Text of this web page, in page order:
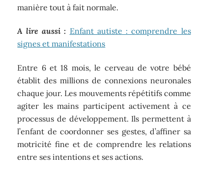
manière tout à fait normale.
A lire aussi : Enfant autiste : comprendre les
signes et manifestations
Entre 6 et 18 mois, le cerveau de votre bébé
établit des millions de connexions neuronales
chaque jour. Les mouvements répétitifs comme
agiter les mains participent activement à ce
processus de développement. Ils permettent à
l’enfant de coordonner ses gestes, d’affiner sa
motricité fine et de comprendre les relations
entre ses intentions et ses actions.